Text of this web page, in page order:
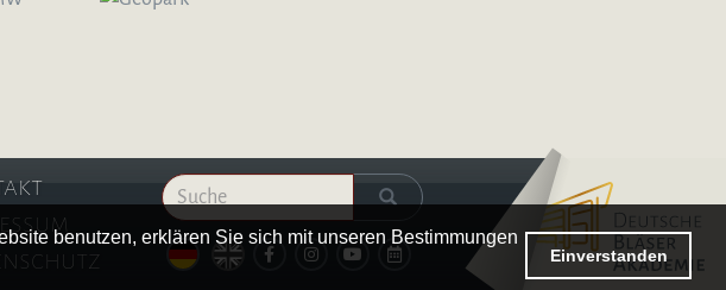
benutzen, erklären Sie sich mit unseren Bestimmungen
Einverstanden
Kalender
Logo – Deutsche Bläserakademie